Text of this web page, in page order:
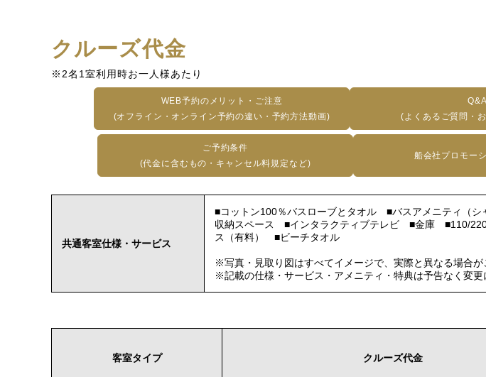
クルーズ代金
※2名1室利用時お一人様あたり
WEB予約のメリット・ご注意
(オフライン・オンライン予約の違い・予約方法動画)
Q&A
(よくあるご質問・
ご予約条件
(代金に含むもの・キャンセル料規定など)
船会社プロモー
共通客室仕様・サービス
■コットン100％バスローブとタオル ■バスアメニティ（
収納スペース ■インタラクティブテレビ ■金庫 ■110/
ス（有料） ■ビーチタオル
※写真・見取り図はすべてイメージで、実際と異なる場合が
※記載の仕様・サービス・アメニティ・特典は予告なく変更
客室タイプ クルーズ代金